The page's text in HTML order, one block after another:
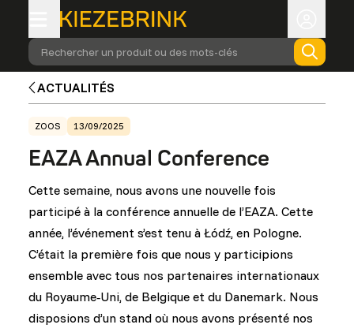
Rechercher un produit ou des mots-clés
ACTUALITÉS
ZOOS 13/09/2025
EAZA Annual Conference
Cette semaine, nous avons une nouvelle fois
participé à la conférence annuelle de l’EAZA. Cette
année, l’événement s’est tenu à Łódź, en Pologne.
C’était la première fois que nous y participions
ensemble avec tous nos partenaires internationaux
du Royaume‑Uni, de Belgique et du Danemark. Nous
disposions d’un stand où nous avons présenté nos